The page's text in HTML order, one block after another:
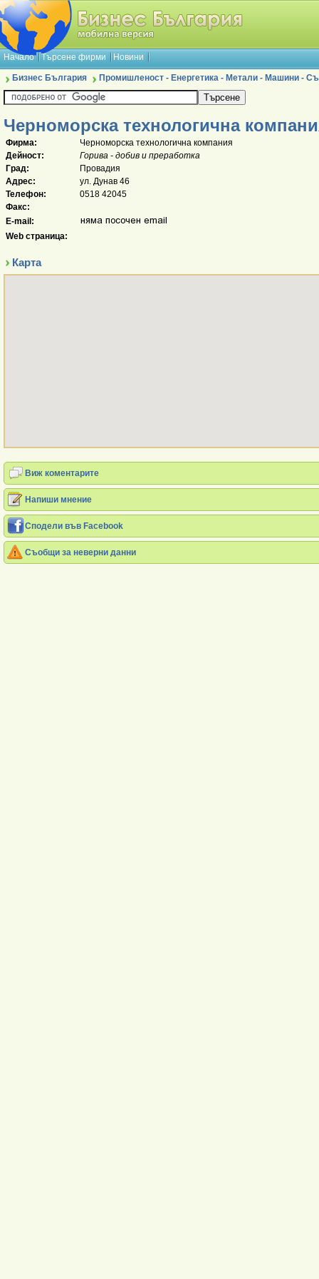
Начало Търсене фирми Новини
Бизнес България Промишленост - Енергетика - Метали - Машини -
Черноморска технологична
Фирма:
Черноморска технологична компания
Дейност:
Горива - добив и преработка
Град:
Провадия
Адрес:
ул. Дунав 46
Телефон:
0518 42045
Факс:
E-mail:
Web страница:
Карта
Виж коментарите
Напиши мнение
Сподели във Facebook
Съобщи за неверни данни